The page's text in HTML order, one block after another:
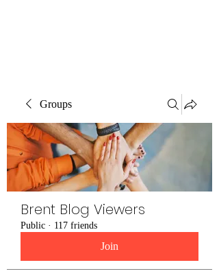
Groups
Brent Blog Viewers
Public · 117 friends
Join